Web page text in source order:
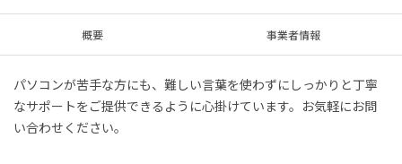
概要 事業者情報
パソコンが苦手な方にも、難しい言葉を使わずにしっかりと丁寧
なサポートをご提供できるように心掛けています。お気軽にお問
い合わせください。